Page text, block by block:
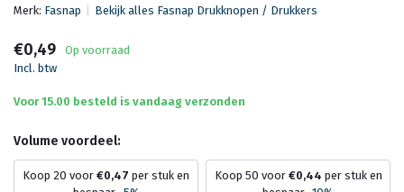
Merk: Fasnap Bekijk alles Fasnap Drukknopen / Drukkers
€0,49
Op voorraad
Incl. btw
Voor 15.00 besteld is vandaag verzonden
Volume voordeel:
Koop 20 voor €0,47 per stuk en
Koop 50 voor €0,44 per stuk en